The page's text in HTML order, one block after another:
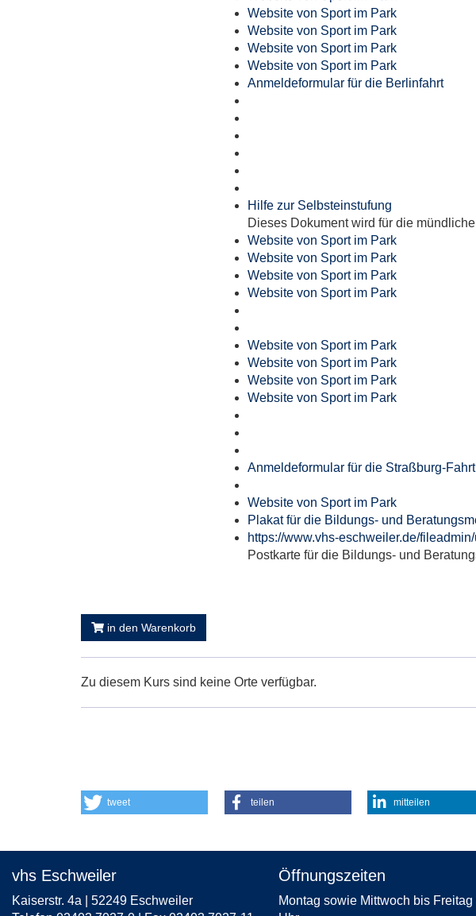
Website von Sport im Park
Website von Sport im Park
Website von Sport im Park
Website von Sport im Park
Anmeldeformular für die Berlinfahrt
Hilfe zur Selbsteinstufung
Dieses Dokument wird für die
Website von Sport im Park
Website von Sport im Park
Website von Sport im Park
Website von Sport im Park
Website von Sport im Park
Website von Sport im Park
Website von Sport im Park
Website von Sport im Park
Anmeldeformular für die Straßburg-Fahrt
Website von Sport im Park
Plakat für die Bildungs- und
https://www.vhs-eschweiler.de/
Postkarte für die Bildungs- und
in den Warenkorb
Zu diesem Kurs sind keine Orte verfügbar.
tweet teilen mitteilen
vhs Eschweiler
Kaiserstr. 4a | 52249 Eschweiler
Öffnungszeiten
Montag sowie Mittwoch bis